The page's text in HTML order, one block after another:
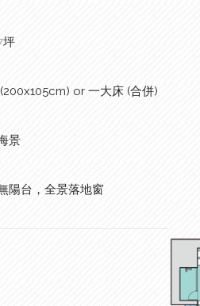
坪
or 一大床 (合併)
景
陽台，全景落地窗